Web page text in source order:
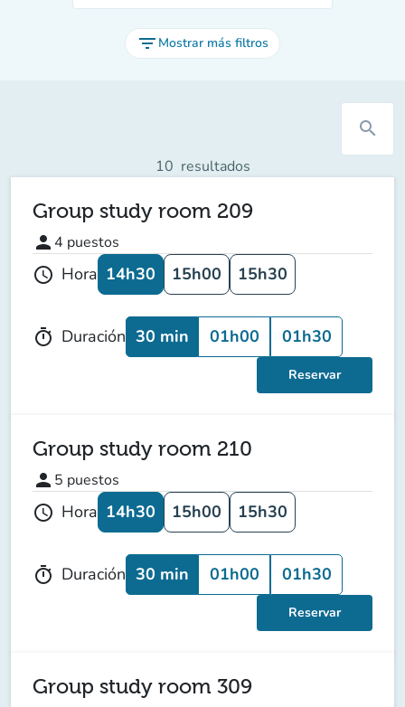
filter_list Mostrar más filtros
search
10 resultados
Group study room 209
person 4 puestos
schedule Hora 14h30 15h00 15h30
timer Duración 30 min 01h00 01h30
Reservar
Group study room 210
person 5 puestos
schedule Hora 14h30 15h00 15h30
timer Duración 30 min 01h00 01h30
Reservar
Group study room 309